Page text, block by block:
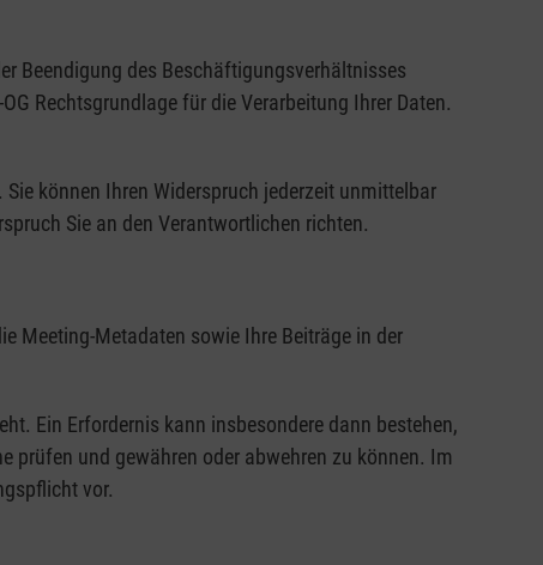
Beendigung des Beschäftigungsverhältnisses
Rechtsgrundlage für die Verarbeitung Ihrer Daten.
können Ihren Widerspruch jederzeit unmittelbar
Sie an den Verantwortlichen richten.
Meeting-Metadaten sowie Ihre Beiträge in der
Ein Erfordernis kann insbesondere dann bestehen,
prüfen und gewähren oder abwehren zu können. Im
vor.